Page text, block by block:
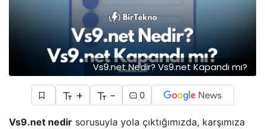
Vs9.net Nedir? Vs9.net Kapandı mı?
+ - 0
Vs9.net nedir sorusuyla yola çıktığımızda, karşımıza